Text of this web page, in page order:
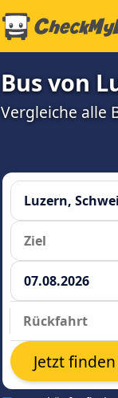
Bus von
Vergleiche alle
Jetzt finden